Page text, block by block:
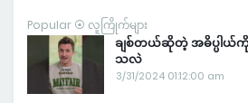
Popular ⦿ လူကြိုက်များ
ချစ်တယ်ဆိုတဲ့ အဓိပ္ပါ
သလဲ
3/31/2024 01:12:00 am